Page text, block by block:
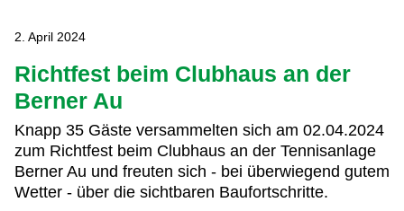
2. April 2024
Richtfest beim Clubhaus an der
Berner Au
Knapp 35 Gäste versammelten sich am 02.04.2024
zum Richtfest beim Clubhaus an der Tennisanlage
Berner Au und freuten sich - bei überwiegend gutem
Wetter - über die sichtbaren Baufortschritte.